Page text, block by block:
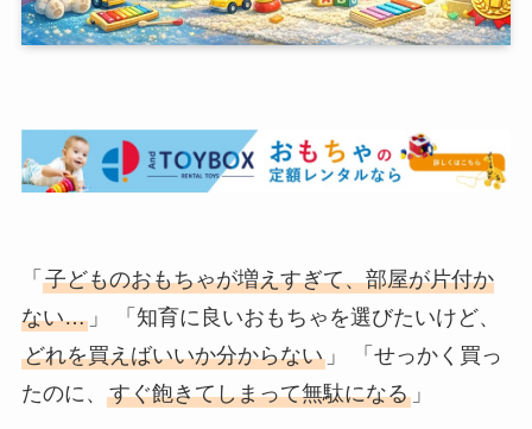
「 子どものおもちゃが増えすぎて、部屋が片付か
ない…」 「知育に良いおもちゃを選びたいけど、
どれを買えばいいか分からない」 「せっかく買っ
たのに、 すぐ飽きてしまって無駄になる」